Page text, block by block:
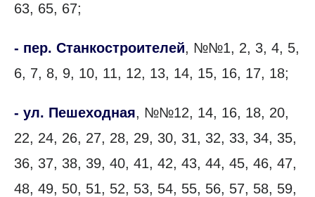
63, 65, 67;
- пер. Станкостроителей, №№1, 2, 3, 4, 5,
6, 7, 8, 9, 10, 11, 12, 13, 14, 15, 16, 17, 18;
- ул. Пешеходная, №№12, 14, 16, 18, 20,
22, 24, 26, 27, 28, 29, 30, 31, 32, 33, 34, 35,
36, 37, 38, 39, 40, 41, 42, 43, 44, 45, 46, 47,
48, 49, 50, 51, 52, 53, 54, 55, 56, 57, 58, 59,